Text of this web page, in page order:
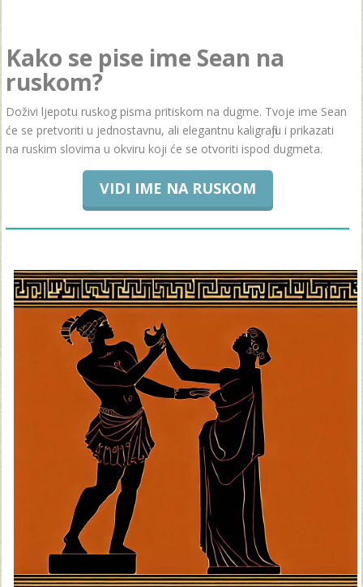
Kako se pise ime Sean na
ruskom?
Doživi ljepotu ruskog pisma pritiskom na dugme. Tvoje ime Sean
će se pretvoriti u jednostavnu, ali elegantnu kaligrafiju i prikazati
na ruskim slovima u okviru koji će se otvoriti ispod dugmeta.
VIDI IME NA RUSKOM